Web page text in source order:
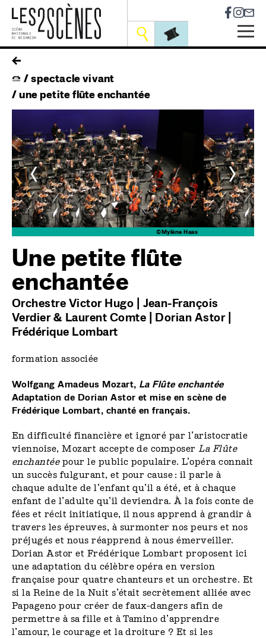
Skip
main
navigation
Outils
fil
d'ariane
spectacle vivant
une petite flûte enchantée
<
©Mylène Haas
>
Une petite flûte
enchantée
Orchestre Victor Hugo | Jean-François
Verdier & Laurent Comte | Dorian Astor |
Frédérique Lombart
formation associée
Wolfgang Amadeus Mozart, La Flûte enchantée
Adaptation de Dorian Astor et mise en scène de
Frédérique Lombart, chanté en français.
En difficulté financière et ignoré par l’aristocratie
viennoise, Mozart accepte de composer La Flûte
enchantéepour le public populaire. L’opéra connait
un succès fulgurant, et pour cause : il parle à
chaque adulte de l’enfant qu’il a été, et à chaque
enfant de l’adulte qu’il deviendra. À la fois conte de
fées et récit initiatique, il nous apprend à grandir à
travers les épreuves, à surmonter nos peurs et nos
préjugés et nous réapprend à nous émerveiller.
Dorian Astor et Frédérique Lombart proposent ici
une adaptation du célèbre opéra en version
française pour quatre chanteurs et un orchestre. Et
si la Reine de la Nuit s’était secrètement alliée avec
Papageno pour créer de faux-dangers afin de
permettre à sa fille et à Tamino d’apprendre
l’amour, le courage et la droiture ? Et si les